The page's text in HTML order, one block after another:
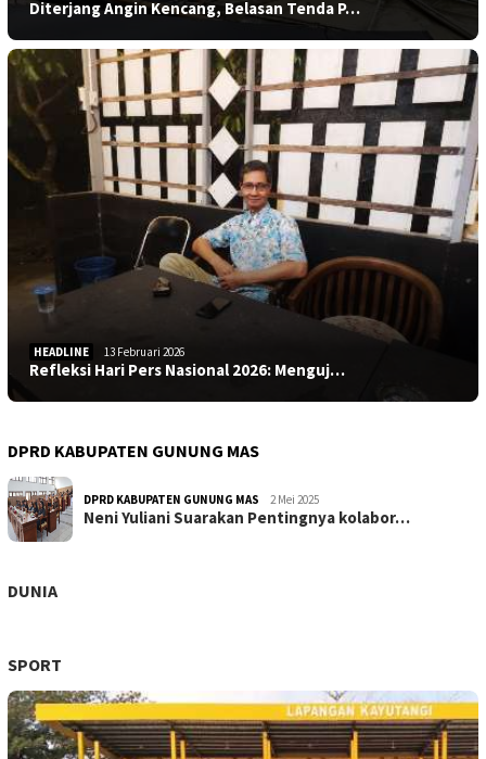
Diterjang Angin Kencang, Belasan Tenda P…
HEADLINE 13 Februari 2026
Refleksi Hari Pers Nasional 2026: Menguj…
DPRD KABUPATEN GUNUNG MAS
DPRD KABUPATEN GUNUNG MAS 2 Mei 2025
Neni Yuliani Suarakan Pentingnya kolabor…
DUNIA
SPORT